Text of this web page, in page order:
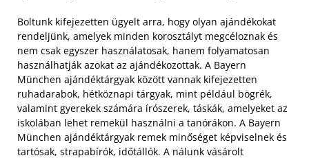
Boltunk kifejezetten ügyelt arra, hogy olyan ajándékokat
rendeljünk, amelyek minden korosztályt megcéloznak és
nem csak egyszer használatosak, hanem folyamatosan
használhatják azokat az ajándékozottak. A Bayern
München ajándéktárgyak között vannak kifejezetten
ruhadarabok, hétköznapi tárgyak, mint például bögrék,
valamint gyerekek számára írószerek, táskák, amelyeket az
iskolában lehet remekül használni a tanórákon. A Bayern
München ajándéktárgyak remek minőséget képviselnek és
tartósak, strapabírók, időtállók. A nálunk vásárolt